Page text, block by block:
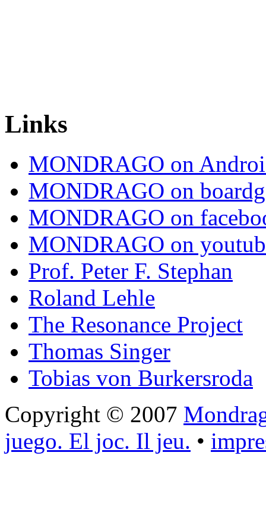
Links
MONDRAGO on
MONDRAGO on
MONDRAGO on
MONDRAGO on
Prof. Peter F. Stephan
Roland Lehle
The Resonance Project
Thomas Singer
Tobias von Burkersroda
Copyright © 2007
juego. El joc. Il jeu. •